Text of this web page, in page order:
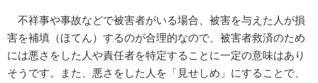
不祥事や事故などで被害者がいる場合、被害を与えた人が損
害を補填（ほてん）するのが合理的なので、被害者救済のため
には悪さをした人や責任者を特定することに一定の意味はあり
そうです。また、悪さをした人を「見せしめ」にすることで、